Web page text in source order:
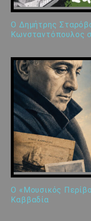
Ο Δημήτρης
Κωνσταντόπουλος
Ο «Μουσικός
Καββαδία